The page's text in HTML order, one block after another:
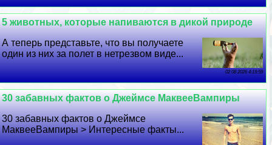
5 животных, которые напиваются в дикой природе
А теперь представьте, что вы получаете
один из них за полет в нетрезвом виде...
02 08 2026 4:19:59
30 забавных фактов о Джеймсе МаквееВампиры
30 забавных фактов о Джеймсе
МаквееВампиры > Интересные факты...